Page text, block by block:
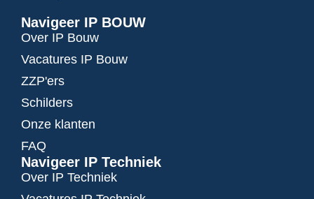
Navigeer IP BOUW
Over IP Bouw
Vacatures IP Bouw
ZZP'ers
Schilders
Onze klanten
FAQ
Navigeer IP Techniek
Over IP Techniek